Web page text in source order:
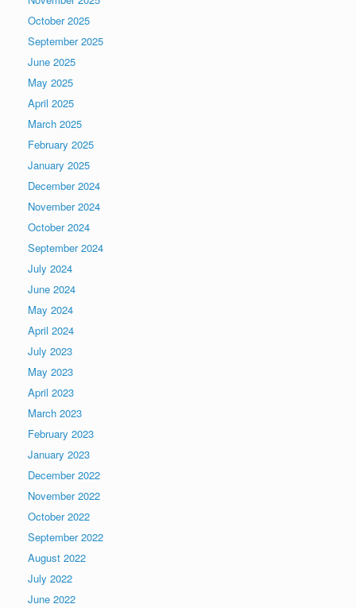
October 2025
September 2025
June 2025
May 2025
April 2025
March 2025
February 2025
January 2025
December 2024
November 2024
October 2024
September 2024
July 2024
June 2024
May 2024
April 2024
July 2023
May 2023
April 2023
March 2023
February 2023
January 2023
December 2022
November 2022
October 2022
September 2022
August 2022
July 2022
June 2022